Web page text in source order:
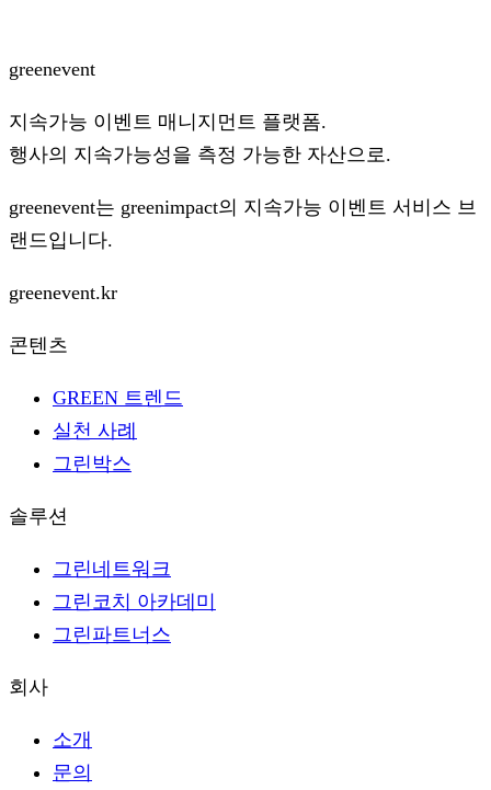
greenevent
지속가능 이벤트 매니지먼트 플랫폼.
행사의 지속가능성을 측정 가능한 자산으로.
greenevent는 greenimpact의 지속가능 이벤트 서비스 브
랜드입니다.
greenevent.kr
콘텐츠
GREEN 트렌드
실천 사례
그린박스
솔루션
그린네트워크
그린코치 아카데미
그린파트너스
회사
소개
문의